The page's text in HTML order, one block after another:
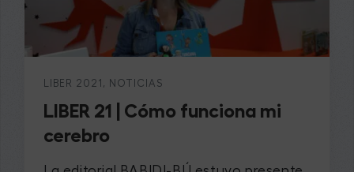
LIBER 2021 , NOTICIAS
LIBER 21 | Cómo funciona mi
cerebro